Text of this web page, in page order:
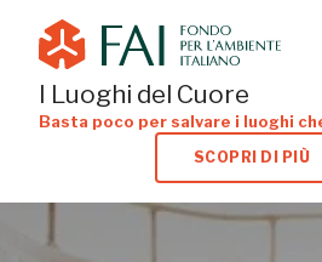
search
I Luoghi del Cuore
Basta poco per salvare i luoghi
SCOPRI DI PIÙ